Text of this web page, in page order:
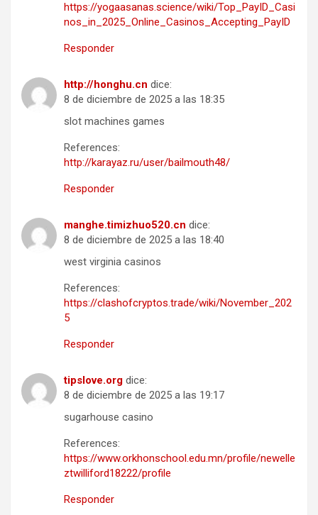
https://yogaasanas.science/wiki/Top_PayID_Casi
nos_in_2025_Online_Casinos_Accepting_PayID
Responder
http://honghu.cn dice:
8 de diciembre de 2025 a las 18:35
slot machines games
References:
http://karayaz.ru/user/bailmouth48/
Responder
manghe.timizhuo520.cn dice:
8 de diciembre de 2025 a las 18:40
west virginia casinos
References:
https://clashofcryptos.trade/wiki/November_202
5
Responder
tipslove.org dice:
8 de diciembre de 2025 a las 19:17
sugarhouse casino
References:
https://www.orkhonschool.edu.mn/profile/newelle
ztwilliford18222/profile
Responder